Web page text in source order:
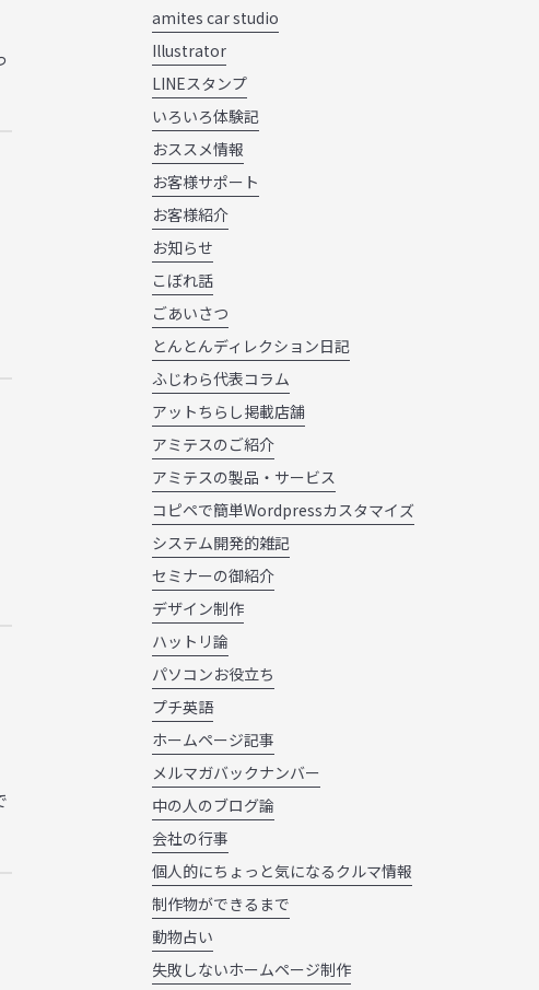
amites car studio
Illustrator
LINEスタンプ
いろいろ体験記
おススメ情報
お客様サポート
お客様紹介
お知らせ
こぼれ話
ごあいさつ
とんとんディレクション日記
ふじわら代表コラム
アットちらし掲載店舗
アミテスのご紹介
アミテスの製品・サービス
コピペで簡単Wordpressカスタマイズ
システム開発的雑記
セミナーの御紹介
デザイン制作
ハットリ論
パソコンお役立ち
プチ英語
ホームページ記事
メルマガバックナンバー
中の人のブログ論
会社の行事
個人的にちょっと気になるクルマ情報
制作物ができるまで
動物占い
失敗しないホームページ制作